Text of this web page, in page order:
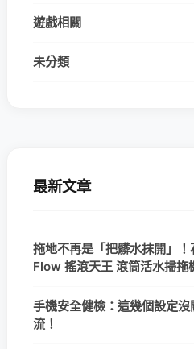
遊戲相關
未分類
最新文章
拖地不再是「把髒水抹開」
Flow 搖滾天王 滾筒活水掃拖
手機安全健檢：這幾個設定
流！